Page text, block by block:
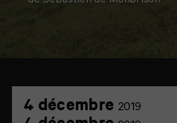
théâtre4 décembre 20194